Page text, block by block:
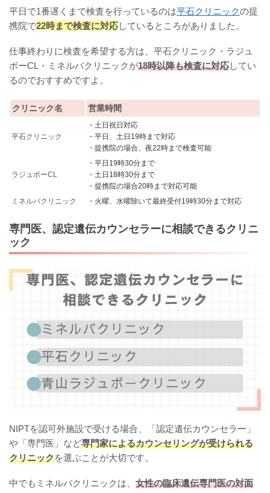
平日で1番遅くまで検査を行っているのは平石クリニックの提
携院で22時まで検査に対応しているところがありました。
仕事終わりに検査を希望する方は、平石クリニック・ラジュ
ボーCL・ミネルバクリニックが18時以降も検査に対応してい
るのでおすすめですよ。
クリニック名 営業時間
平石クリニック
・土日祝日対応
・平日、土日19時まで対応
・提携院の場合、夜22時まで検査可能
ラジュボーCL
・平日19時30分まで
・土日18時30分まで
・提携院の場合20時まで対応可能
ミネルバクリニック
・火曜、水曜除いて最終受付19時30分まで対応
専門医、認定遺伝カウンセラーに相談できるクリニ
ック
NIPTを認可外施設で受ける場合、「認定遺伝カウンセラー」
や「専門医」など専門家によるカウンセリングが受けられる
クリニックを選ぶことが大切です。
中でもミネルバクリニックは、 女性の臨床遺伝専門医の対面